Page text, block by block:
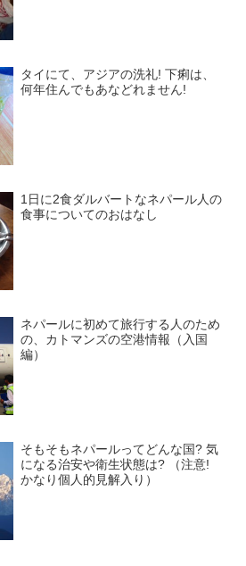
タイにて、アジアの洗礼! 下痢は、
何年住んでもあなどれません!
1日に2食ダルバートなネパール人の
食事についてのおはなし
ネパールに初めて旅行する人のため
の、カトマンズの空港情報（入国
編）
そもそもネパールってどんな国? 気
になる治安や衛生状態は? （注意!
かなり個人的見解入り）